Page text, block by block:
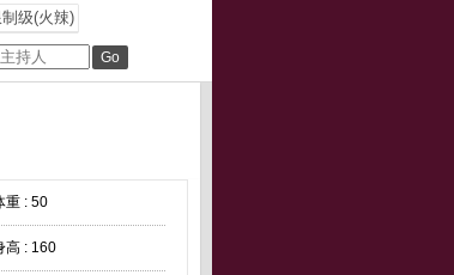
制级(火辣)
重 : 50
高 : 160